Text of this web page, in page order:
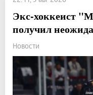
Экс-хоккеист
получил
Новости